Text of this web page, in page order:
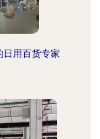
用百货专家